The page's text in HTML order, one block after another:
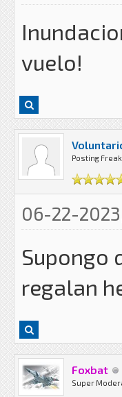
vuelo!
Posting Freak
06-22-
Supongo
regalan
Foxbat
Super